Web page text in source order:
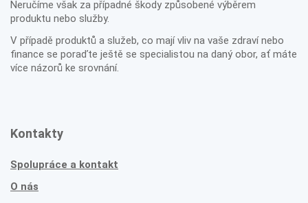
Neručíme však za případné škody způsobené výběrem
produktu nebo služby.
V případě produktů a služeb, co mají vliv na vaše zdraví nebo
finance se poraďte ještě se specialistou na daný obor, ať máte
více názorů ke srovnání.
Kontakty
Spolupráce a kontakt
O nás